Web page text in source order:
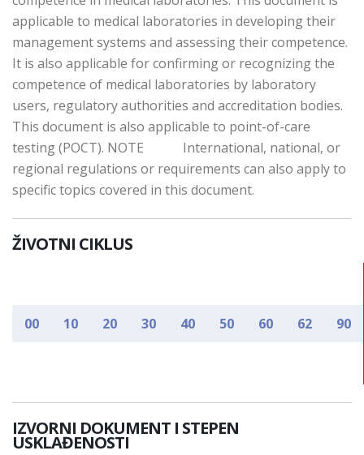
applicable to medical laboratories in developing their
management systems and assessing their competence.
It is also applicable for confirming or recognizing the
competence of medical laboratories by laboratory
users, regulatory authorities and accreditation bodies.
This document is also applicable to point-of-care
testing (POCT). NOTE International, national, or
regional regulations or requirements can also apply to
specific topics covered in this document.
ŽIVOTNI CIKLUS
00 10 20 30 40 50 60 62 90
IZVORNI DOKUMENT I STEPEN
USKLAĐENOSTI